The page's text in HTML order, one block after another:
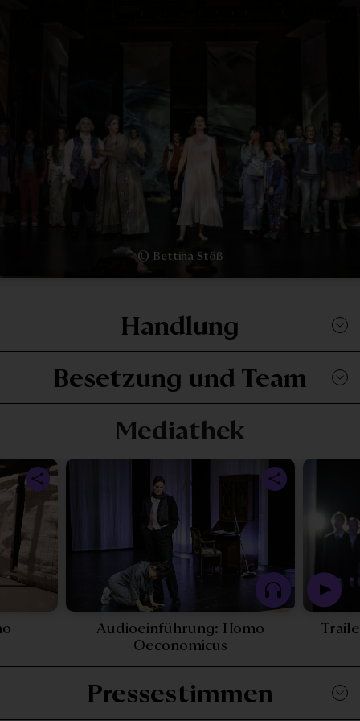
© Bettina Stöß
Handlung
Besetzung und Team
Mediathek
- 25584
- Behind the Scenes: Homo Oeconomicus -
Audioeinführung: Homo
OeconomicusPlay Podcast -
Pressestimmen